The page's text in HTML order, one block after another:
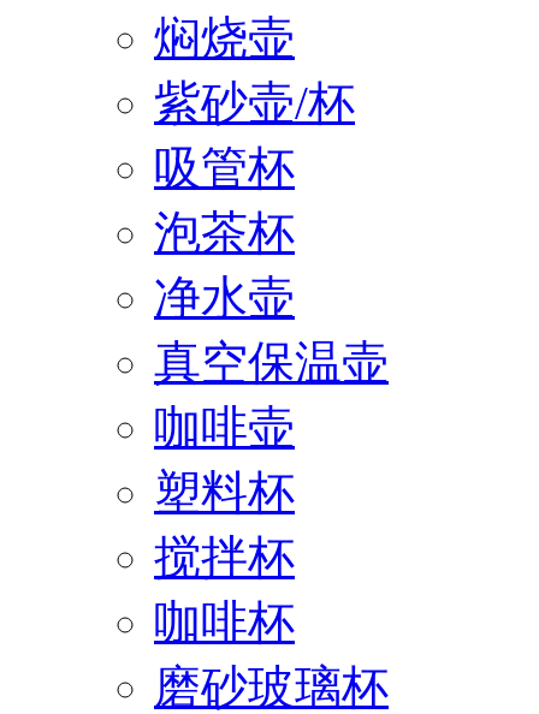
焖烧壶
紫砂壶/杯
吸管杯
泡茶杯
净水壶
真空保温壶
咖啡壶
塑料杯
搅拌杯
咖啡杯
磨砂玻璃杯